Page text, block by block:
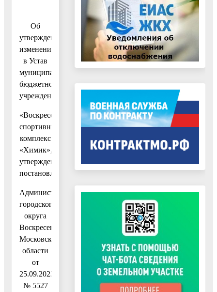
Об
утверждении
изменений
в Устав
муниципального
бюджетного
учреждения
«Воскресенский
спортивный
комплекс
«Химик»,
утвержденный
постановлением
Администрации
городского
округа
Воскресенск
Московской
области
от
25.09.2023
№ 5527